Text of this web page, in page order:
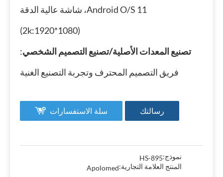
Android O/S 11، شاشة عالية الدقة
(2k:1920*1080)
تصنيع المعدات الأصلية/تصنيع التصميم الشخصي:
فريق التصميم المحترف وتجربة التصنيع الغنية
رسالتك سلة الاستفسارات
نموذج:HS-895
المنتج العلامة التجارية:Apolomed